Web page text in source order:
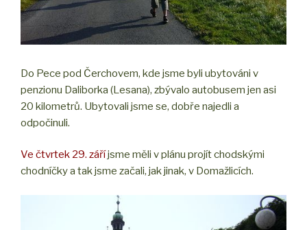
Do Pece pod Čerchovem, kde jsme byli ubytováni v
penzionu Daliborka (Lesana), zbývalo autobusem jen asi
20 kilometrů. Ubytovali jsme se, dobře najedli a
odpočinuli.
Ve čtvrtek 29. záříjsme měli v plánu projít chodskými
chodníčky a tak jsme začali, jak jinak, v Domažlicích.